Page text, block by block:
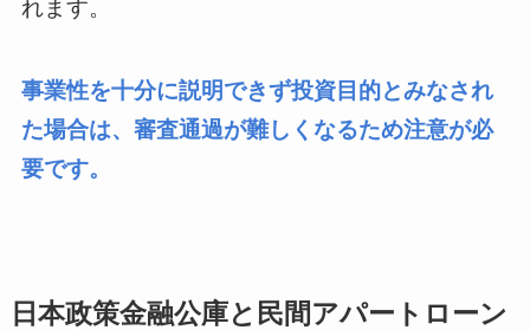
れます。
事業性を十分に説明できず投資目的とみなされ
た場合は、審査通過が難しくなるため注意が必
要です。
日本政策金融公庫と民間アパートローン